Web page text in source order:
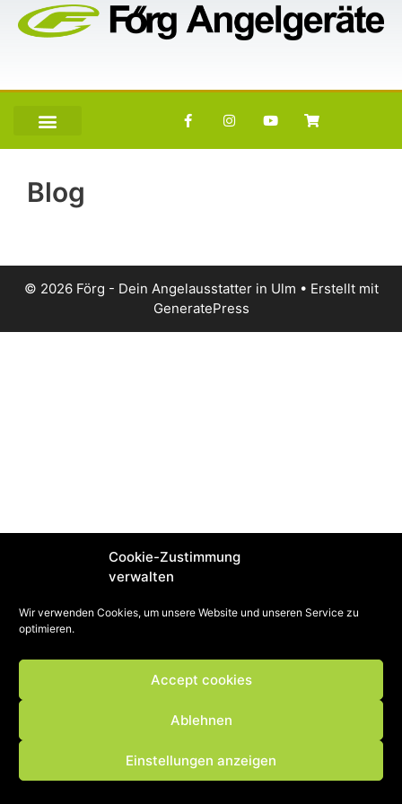
Cookie-Zustimmung
verwalten
Wir verwenden Cookies, um unsere Website und unseren Service zu
optimieren.
Accept cookies
Ablehnen
Einstellungen anzeigen
Blog
© 2026 Förg - Dein Angelausstatter in Ulm • Erstellt mit
GeneratePress